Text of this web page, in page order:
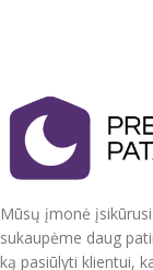
Pagalvių užvalkalai
Antklodės užvalkalas
užtrauktuku, pagalvių
oxford apsiuvimu
įvilkimas.
Patalynės komplektai
Mūsų įmonė
sukaupėme daug
ką pasiūlyti klientui,